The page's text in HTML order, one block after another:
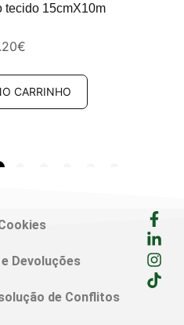
tecido 15cmX10m
€
CARRINHO
Devoluções
de Conflitos